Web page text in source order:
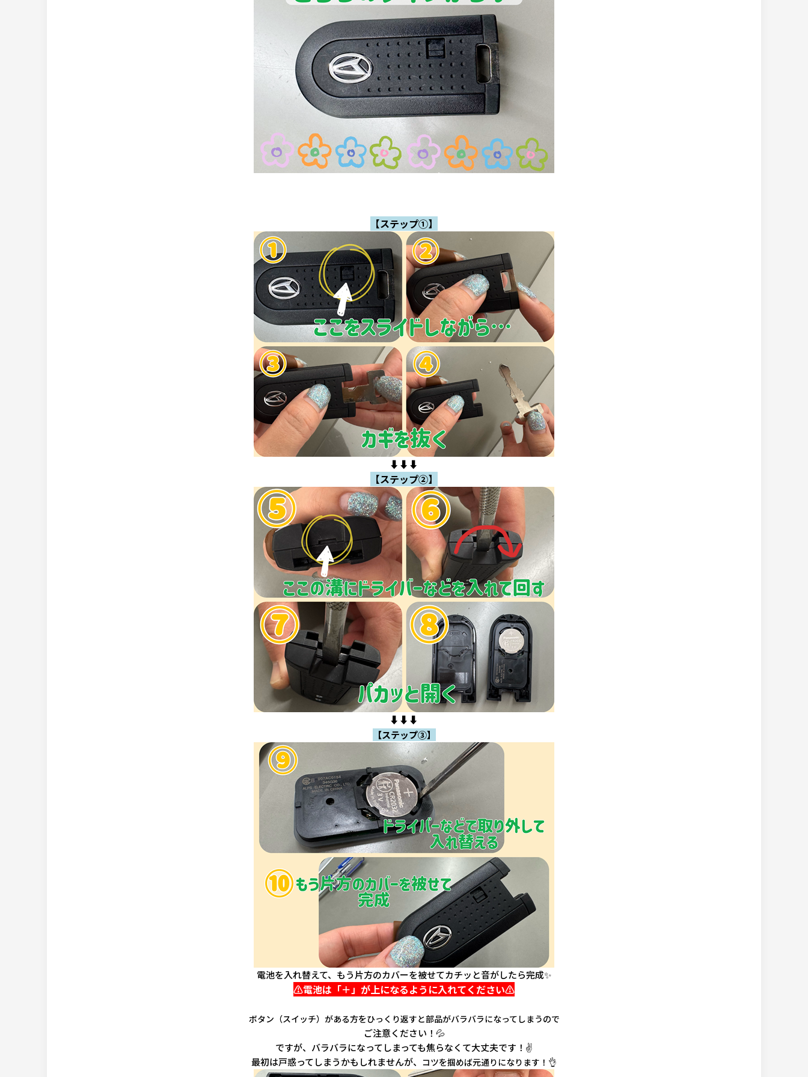
【ステップ①】
⬇️⬇️⬇️
【ステップ②】
⬇️⬇️⬇️
【ステップ③】
電池を入れ替えて、もう片方のカバーを被せてカチッと音がしたら完成✨
⚠️電池は「＋」が上になるように入れてください⚠️
ボタン（スイッチ）がある方をひっくり返すと部品がバラバラになってしまうので
ご注意ください！💦
ですが、バラバラになってしまっても焦らなくて大丈夫です！✌️
最初は戸惑ってしまうかもしれませんが、 コツを掴めば元通りになります！👌